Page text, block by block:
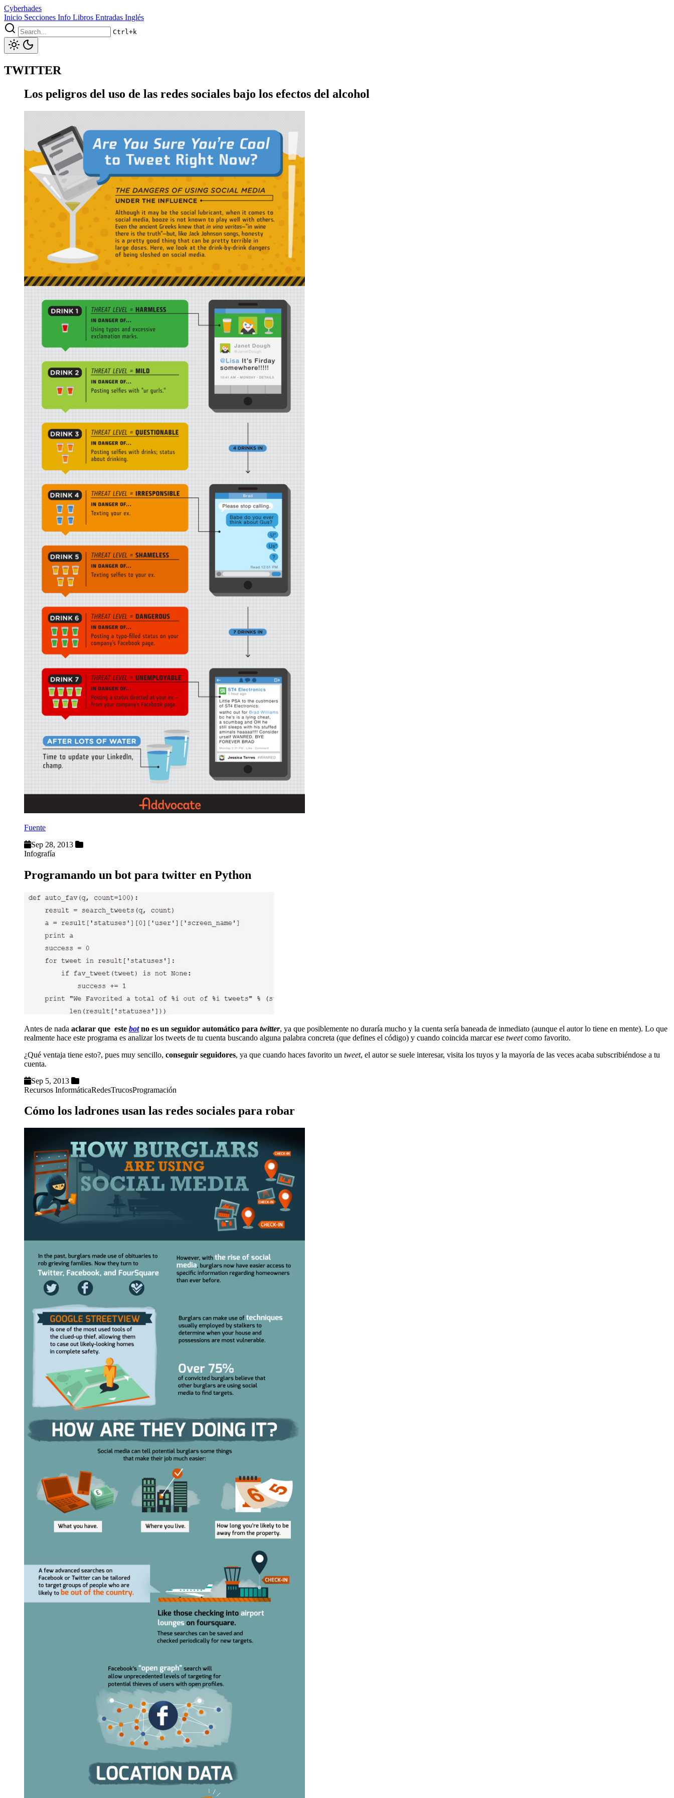
Cyberhades
Inicio Secciones Info Libros Entradas Inglés
Ctrl+k
TWITTER
Los peligros del uso de las redes sociales bajo los efectos del alcohol
Fuente
Sep 28, 2013
Infografía
Programando un bot para twitter en Python
Antes de nada aclarar que este botno es un seguidor automático para twitter, ya que posiblemente no duraría mucho y la cuenta sería baneada de inmediato (aunque el autor lo tiene en mente). Lo que
realmente hace este programa es analizar los tweets de tu cuenta buscando alguna palabra concreta (que defines el código) y cuando coincida marcar ese tweetcomo favorito.
¿Qué ventaja tiene esto?, pues muy sencillo, conseguir seguidores, ya que cuando haces favorito un tweet, el autor se suele interesar, visita los tuyos y la mayoría de las veces acaba subscribiéndose a tu
cuenta.
Sep 5, 2013
Recursos InformáticaRedesTrucosProgramación
Cómo los ladrones usan las redes sociales para robar